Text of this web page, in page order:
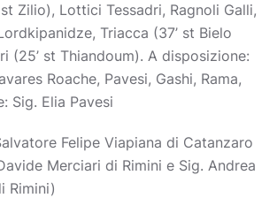
Zilio), Lottici Tessadri, Ragnoli Galli,
Triacca (37’ st Bielo
(25’ st Thiandoum). A disposizione:
Roache, Pavesi, Gashi, Rama,
Sig. Elia Pavesi
Felipe Viapiana di Catanzaro
Merciari di Rimini e Sig. Andrea
Rimini)